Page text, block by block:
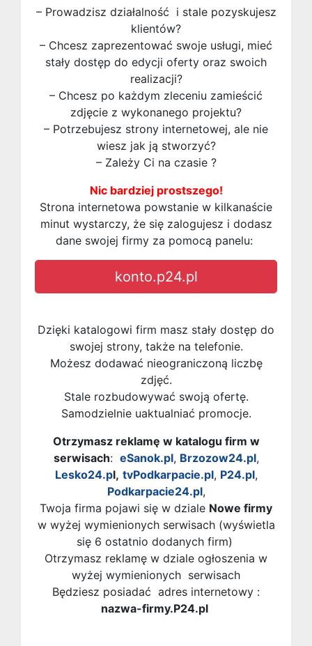
– Prowadzisz działalność i stale pozyskujesz
klientów?
– Chcesz zaprezentować swoje usługi, mieć
stały dostęp do edycji oferty oraz swoich
realizacji?
– Chcesz po każdym zleceniu zamieścić
zdjęcie z wykonanego projektu?
– Potrzebujesz strony internetowej, ale nie
wiesz jak ją stworzyć?
– Zależy Ci na czasie ?
Nic bardziej prostszego!
Strona internetowa powstanie w kilkanaście
minut wystarczy, że się zalogujesz i dodasz
dane swojej firmy za pomocą panelu:
konto.p24.pl
Dzięki katalogowi firm masz stały dostęp do
swojej strony, także na telefonie.
Możesz dodawać nieograniczoną liczbę
zdjęć.
Stale rozbudowywać swoją ofertę.
Samodzielnie uaktualniać promocje.
Otrzymasz reklamę w katalogu firm w
serwisach: eSanok.pl, Brzozow24.pl,
Lesko24.pl, tvPodkarpacie.pl, P24.pl,
Podkarpacie24.pl,
Twoja firma pojawi się w dziale Nowe firmy
w wyżej wymienionych serwisach (wyświetla
się 6 ostatnio dodanych firm)
Otrzymasz reklamę w dziale ogłoszenia w
wyżej wymienionych serwisach
Będziesz posiadać adres internetowy :
nazwa-firmy.P24.pl